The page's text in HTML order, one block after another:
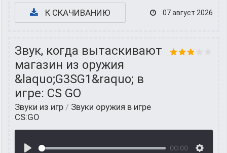
К СКАЧИВАНИЮ 07 август 2026
Звук, когда вытаскивают
магазин из оружия
&laquo;G3SG1&raquo; в
игре: CS GO
Звуки из игр / Звуки оружия в игре
CS:GO
00:00